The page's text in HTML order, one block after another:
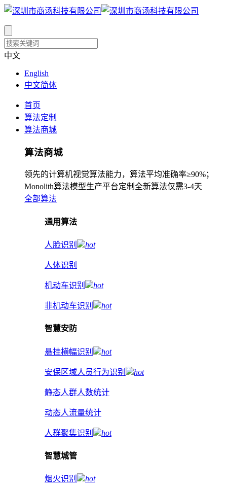
中文
English
中文简体
首页
算法定制
算法商城
算法商城
领先的计算机视觉算法能力，算法平均准确率≥90%；
Monolith算法模型生产平台定制全新算法仅需3-4天
全部算法
通用算法
人脸识别 hot
人体识别
机动车识别 hot
非机动车识别 hot
智慧安防
悬挂横幅识别 hot
安保区域人员行为识别 hot
静态人群人数统计
动态人流量统计
人群聚集识别 hot
智慧城管
烟火识别 hot